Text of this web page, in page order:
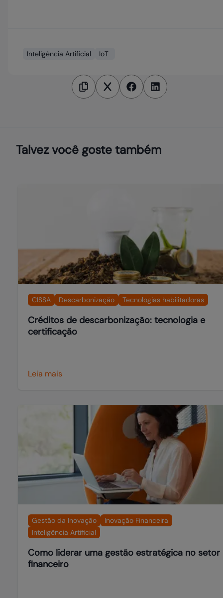
Inteligência Artificial IoT
Talvez você goste também
CISSA Descarbonização Tecnologias habilitadoras
Créditos de descarbonização: tecnologia e
certificação
Leia mais
Gestão da Inovação
Inovação Financeira
Inteligência Artificial
Como liderar uma gestão estratégica no setor
financeiro